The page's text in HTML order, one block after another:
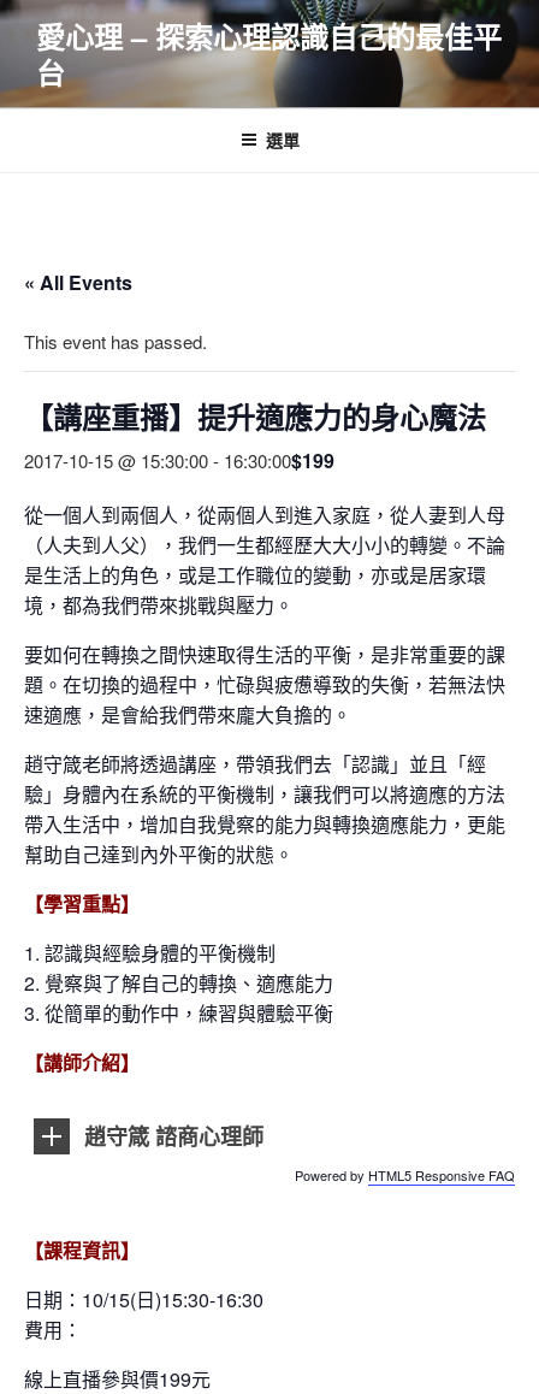
跳
要
愛心理 – 探索心理認識自己的最佳平
台
選單
« All Events
This event has passed.
【講座重播】提升適應力的身心魔法
2017-10-15 @ 15:30:00- 16:30:00$199
從一個人到兩個人，從兩個人到進入家庭，從人妻到人母
（人夫到人父），我們一生都經歷大大小小的轉變。不論
是生活上的角色，或是工作職位的變動，亦或是居家環
境，都為我們帶來挑戰與壓力。
要如何在轉換之間快速取得生活的平衡，是非常重要的課
題。在切換的過程中，忙碌與疲憊導致的失衡，若無法快
速適應，是會給我們帶來龐大負擔的。
趙守箴老師將透過講座，帶領我們去「認識」並且「經
驗」身體內在系統的平衡機制，讓我們可以將適應的方法
帶入生活中，增加自我覺察的能力與轉換適應能力，更能
幫助自己達到內外平衡的狀態。
【學習重點】
1. 認識與經驗身體的平衡機制
2. 覺察與了解自己的轉換、適應能力
3. 從簡單的動作中，練習與體驗平衡
【講師介紹】
趙守箴 諮商心理師
Powered by HTML5 Responsive FAQ
【課程資訊】
日期：10/15(日)15:30-16:30
費用：
線上直播參與價199元